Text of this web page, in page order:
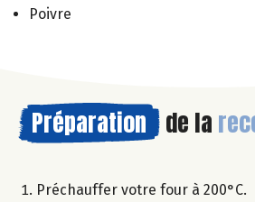
Poivre
Préparation de la
Préchauffer votre four à 200°C.